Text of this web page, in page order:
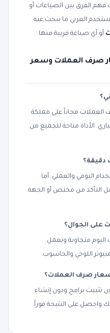
فهم الفرق بين الصياغات أو
العربي ما يبحث عنه
أو أي صياغة قريبة منها.
صرف العملات وسعر
مجاناً على مملكة
الأداة متاحة للجميع من
دقيقة؟
اليومي والعملي. أما
التأكد من مختص أو الجهة
على الجوال؟
متجاوبة وتعمل
اللوحي والحاسوب.
صرف العملات؟
تثبيت برامج ودون إنشاء
واحصل على النتيجة فوراً.